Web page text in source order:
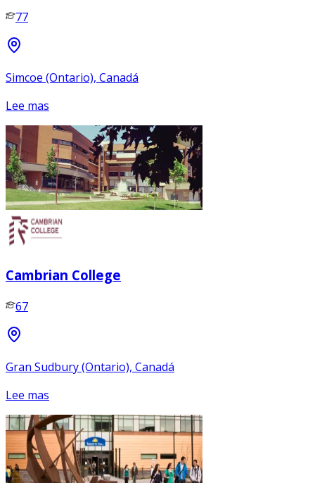
77
Simcoe (Ontario), Canadá
Lee mas
Cambrian College
67
Gran Sudbury (Ontario), Canadá
Lee mas